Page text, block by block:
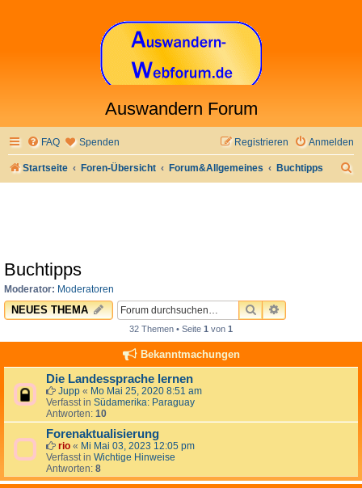
Auswandern Forum
FAQ Spenden Anmelden
Registrieren
Startseite Foren-Übersicht Forum&Allgemeines Buchtipps
Buchtipps
Moderator: Moderatoren
NEUES THEMA SUCHEERWEITERTE
32 Themen • Seite 1 von 1
Bekanntmachungen
Die Landessprache lernen
Jupp « Mo Mai 25, 2020 8:51 am
Verfasst in Südamerika: Paraguay
Antworten: 10
Forenaktualisierung
rio « Mi Mai 03, 2023 12:05 pm
Verfasst in Wichtige Hinweise
Antworten: 8